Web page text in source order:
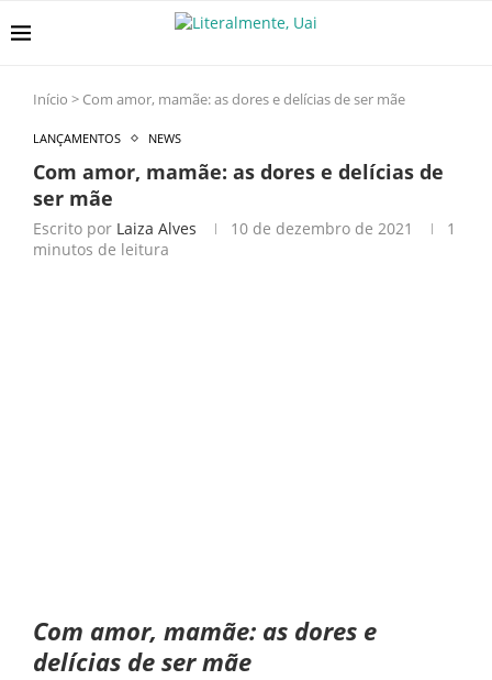
Início > Com amor, mamãe: as dores e delícias de ser mãe
LANÇAMENTOS NEWS
Com amor, mamãe: as dores e delícias de
ser mãe
Escrito por Laiza Alves 10 de dezembro de 2021
1
minutos de leitura
Com amor, mamãe: as dores e
delícias de ser mãe